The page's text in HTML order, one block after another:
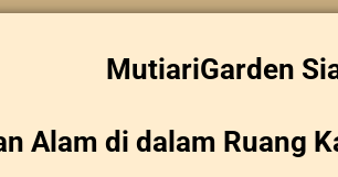
MutiariGarden
Alam di dalam Ruang